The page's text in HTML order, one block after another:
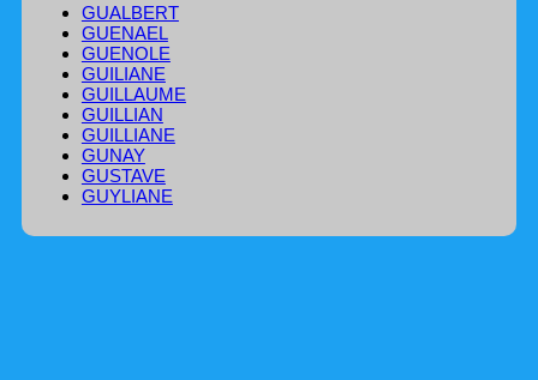
GUALBERT
GUENAEL
GUENOLE
GUILIANE
GUILLAUME
GUILLIAN
GUILLIANE
GUNAY
GUSTAVE
GUYLIANE